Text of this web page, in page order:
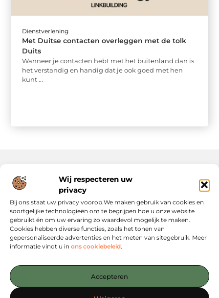
Wij respecteren uw
privacy
Bij ons staat uw privacy voorop.We maken gebruik van cookies en
soortgelijke technologieën om te begrijpen hoe u onze website
gebruikt én om uw ervaring zo waardevol mogelijk te maken.
Cookies hebben diverse functies, zoals het tonen van
gepersonaliseerde advertenties en het meten van sitegebruik. Meer
informatie vindt u in ons cookiebeleid.
Accepteren
Dienstverlening
Met Duitse contacten overleggen met de tolk
Duits
Wanneer je contacten hebt met het buitenland dan is
het verstandig en handig dat je ook goed met hen
kunt ...
inzichten die jou verder helpen. Alles overzichtelijk
Onze informatie